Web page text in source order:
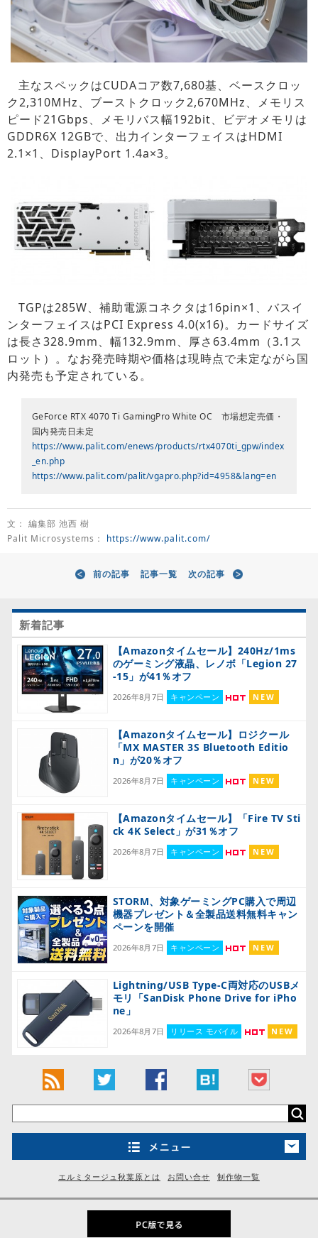
主なスペックはCUDAコア数7,680基、ベースクロッ
ク2,310MHz、ブーストクロック2,670MHz、メモリス
ピード21Gbps、メモリバス幅192bit、ビデオメモリは
GDDR6X 12GBで、出力インターフェイスはHDMI
2.1×1、DisplayPort 1.4a×3。
TGPは285W、補助電源コネクタは16pin×1、バスイ
ンターフェイスはPCI Express 4.0(x16)。カードサイズ
は長さ328.9mm、幅132.9mm、厚さ63.4mm（3.1ス
ロット）。なお発売時期や価格は現時点で未定ながら国
内発売も予定されている。
GeForce RTX 4070 Ti GamingPro White OC 市場想定売価・
国内発売日未定
https://www.palit.com/enews/products/rtx4070ti_gpw/index
_en.php
https://www.palit.com/palit/vgapro.php?id=4958&lang=en
文： 編集部 池西 樹
Palit Microsystems： https://www.palit.com/
前の記事 記事一覧 次の記事
新着記事
【Amazonタイムセール】240Hz/1ms
のゲーミング液晶、レノボ「Legion 27
-15」が41％オフ
2026年8月7日 キャンペーン NEW
【Amazonタイムセール】ロジクール
「MX MASTER 3S Bluetooth Editio
n」が20％オフ
2026年8月7日 キャンペーン NEW
【Amazonタイムセール】「Fire TV Sti
ck 4K Select」が31％オフ
2026年8月7日 キャンペーン NEW
STORM、対象ゲーミングPC購入で周辺
機器プレゼント＆全製品送料無料キャン
ペーンを開催
2026年8月7日 キャンペーン NEW
Lightning/USB Type-C両対応のUSBメ
モリ「SanDisk Phone Drive for iPho
ne」
2026年8月7日 リリース モバイル NEW
エルミタージュ秋葉原とは お問い合せ 制作物一覧